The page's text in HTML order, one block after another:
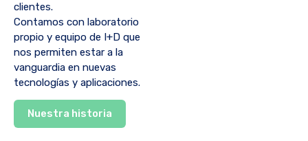
clientes.
Contamos con laboratorio
propio y equipo de I+D que
nos permiten estar a la
vanguardia en nuevas
tecnologías y aplicaciones.
Nuestra historia